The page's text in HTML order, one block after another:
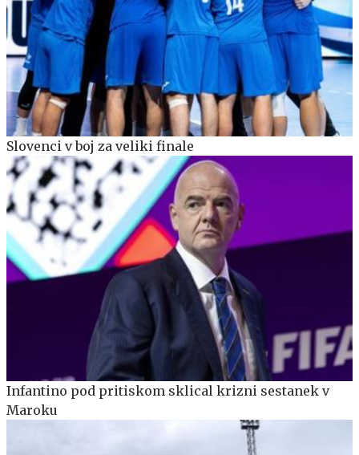
Slovenci v boj za veliki finale
Infantino pod pritiskom sklical krizni sestanek v
Maroku